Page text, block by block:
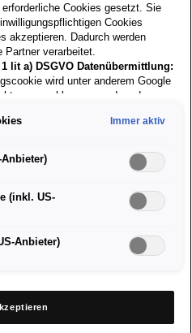
in
Seat Kneisz
Cookies gesetzt. Sie
Cookies
akzeptieren. Dadurch werden
Partner verarbeitet.
lit a) DSGVO Datenübermittlung:
wird unter anderem Google
ausgeschlossen werden, dass
Google LLC) weitergibt. In den
und es fehlt an einem
Kommission. Hieraus
durchsetzen können, in den
bestehen, und weil nicht
auf Daten erlangen können, wobei
und Freiheiten nicht auf das
der in den
Immer aktiv
(inkl. US-
Anbieter)